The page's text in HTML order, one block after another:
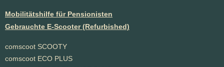
Mobilitätshilfe für Pensionisten
Gebrauchte E-Scooter (Refurbished)
comscoot SCOOTY
comscoot ECO PLUS